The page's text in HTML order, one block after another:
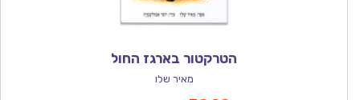
הטרקטור בארגז החול
מאיר שלו